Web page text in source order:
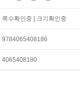
쪽수확인중 | 크기확인중
9784065408186
4065408180